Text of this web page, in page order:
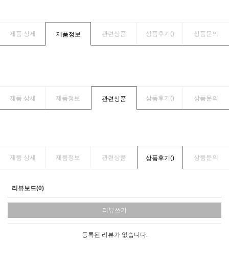
제품 상세 제품정보 관련상품 상품후기() 상품문의
제품 상세 제품정보 관련상품 상품후기() 상품문의
제품 상세 제품정보 관련상품 상품후기() 상품문의
리뷰보드(0)
리뷰쓰기
등록된 리뷰가 없습니다.